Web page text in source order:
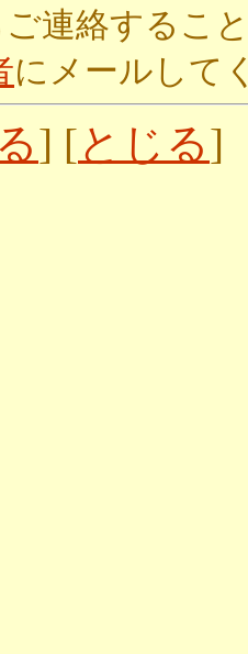
連絡するこ
にメールして
] [とじる]